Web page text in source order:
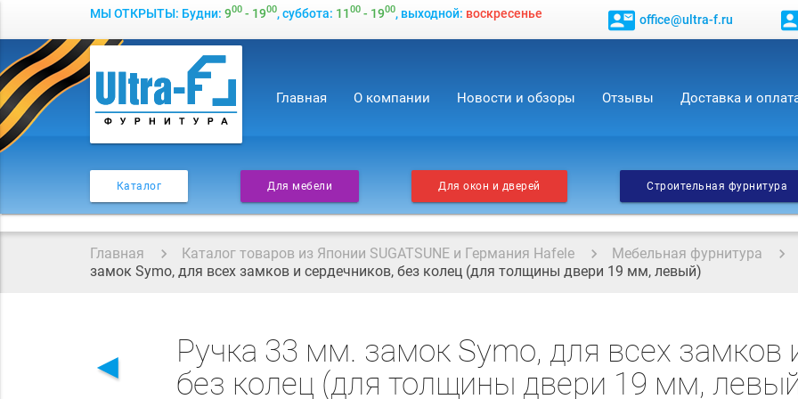
МЫ ОТКРЫТЫ: Будни: 900- 1900, суббота: 1100- 1900, выходной: воскресенье contact_mail office@ultra-f.ru
Главная О компании Новости и обзоры Отзывы Доставка и
Каталог Для мебели Для окон и дверей Строительная фурнитура
Главная Каталог товаров из Японии SUGATSUNE и Германия Hafele Мебельная фурнитура
замок Symo, для всех замков и сердечников, без колец (для толщины двери 19 мм, левый)
◄
Ручка 33 мм. замок Symo, для всех замков
без колец (для толщины двери 19 мм,